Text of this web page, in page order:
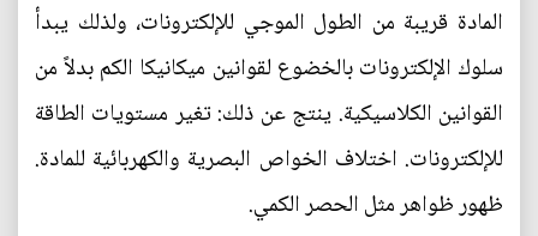
المادة قريبة من الطول الموجي للإلكترونات، ولذلك يبدأ
سلوك الإلكترونات بالخضوع لقوانين ميكانيكا الكم بدلاً من
القوانين الكلاسيكية. ينتج عن ذلك: تغير مستويات الطاقة
للإلكترونات. اختلاف الخواص البصرية والكهربائية للمادة.
ظهور ظواهر مثل الحصر الكمي.